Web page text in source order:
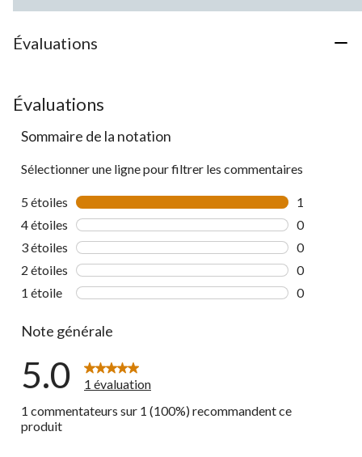
Évaluations
Évaluations
Sommaire de la notation
Sélectionner une ligne pour filtrer les commentaires
5 étoiles étoiles
1
4 étoiles étoiles
0
3 étoiles étoiles
0
2 étoiles étoiles
0
1 étoile étoiles
0
Note générale
5.0
1 évaluation
1 commentateurs sur 1 (100%) recommandent ce
produit